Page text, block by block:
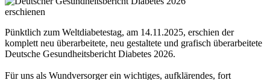
Pünktlich zum Weltdiabetestag, am 14.11.2025, erschien der
komplett neu überarbeitete, neu gestaltete und grafisch überarbeitete
Deutsche Gesundheitsbericht Diabetes 2026.
Für uns als Wundversorger ein wichtiges, aufklärendes, fort